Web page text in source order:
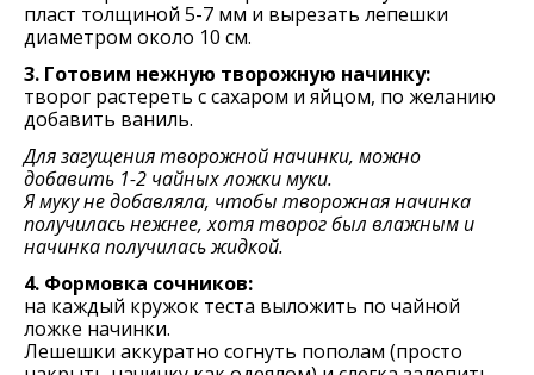
пласт толщиной 5-7 мм и вырезать лепешки
диаметром около 10 см.
3. Готовим нежную творожную начинку:
творог растереть с сахаром и яйцом, по желанию
добавить ваниль.
Для загущения творожной начинки, можно
добавить 1-2 чайных ложки муки.
Я муку не добавляла, чтобы творожная начинка
получилась нежнее, хотя творог был влажным и
начинка получилась жидкой.
4. Формовка сочников:
на каждый кружок теста выложить по чайной
ложке начинки.
Лешешки аккуратно согнуть пополам (просто